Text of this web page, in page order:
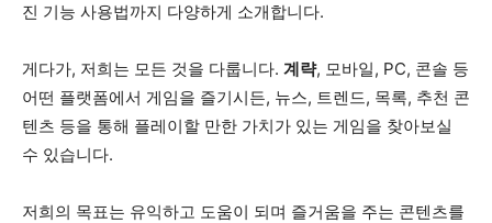
진 기능 사용법까지 다양하게 소개합니다.
게다가, 저희는 모든 것을 다룹니다. 계략, 모바일, PC, 콘솔 등
어떤 플랫폼에서 게임을 즐기시든, 뉴스, 트렌드, 목록, 추천 콘
텐츠 등을 통해 플레이할 만한 가치가 있는 게임을 찾아보실
수 있습니다.
저희의 목표는 유익하고 도움이 되며 즐거움을 주는 콘텐츠를